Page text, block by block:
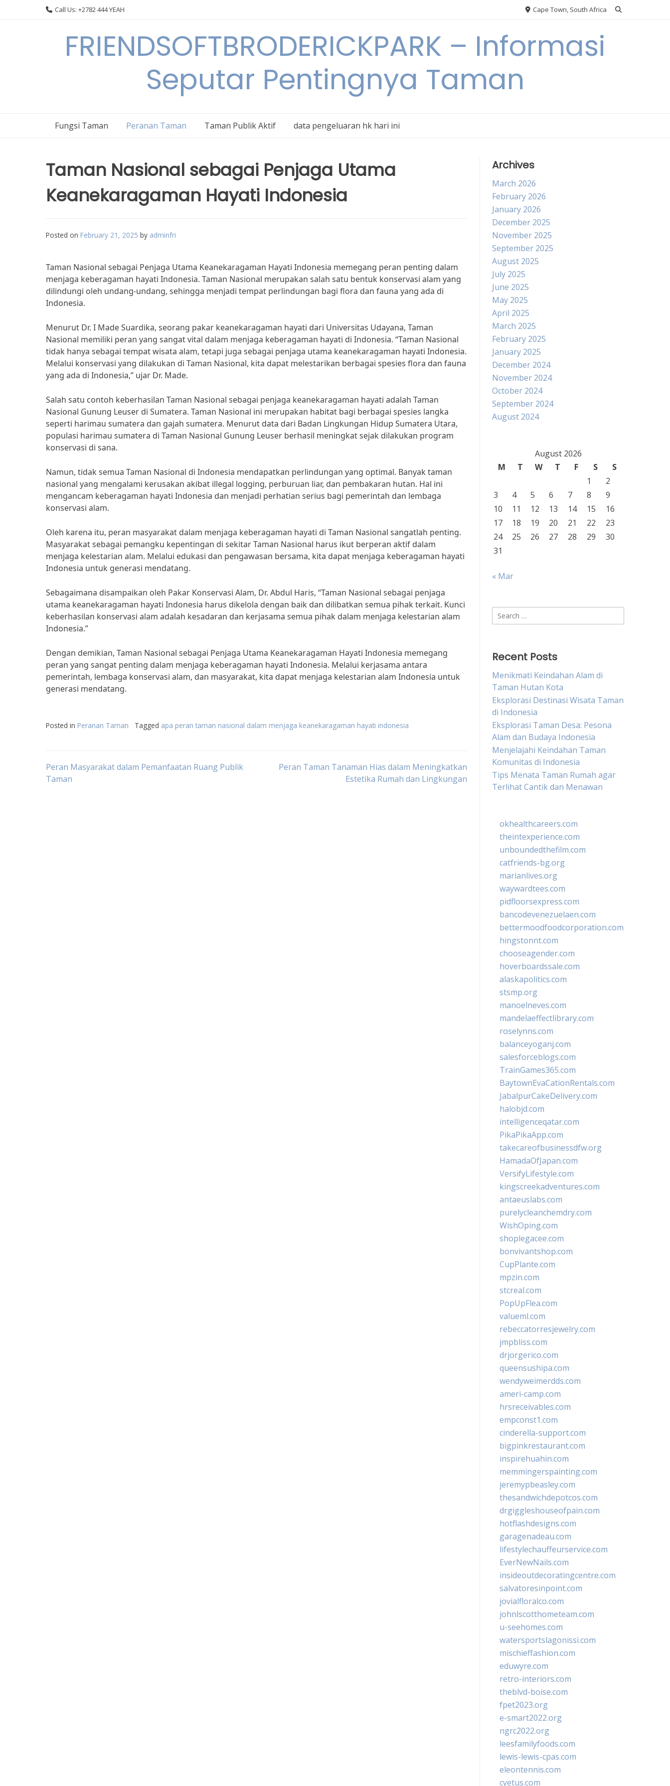
Call Us: +2782 444 YEAH Cape Town, South Africa
FRIENDSOFTBRODERICKPARK – Informasi
Seputar Pentingnya Taman
Fungsi Taman Peranan Taman Taman Publik Aktif data pengeluaran hk hari ini
Taman Nasional sebagai Penjaga Utama
Keanekaragaman Hayati Indonesia
Posted on February 21, 2025 by adminfri
Taman Nasional sebagai Penjaga Utama Keanekaragaman Hayati Indonesia memegang peran penting dalam
menjaga keberagaman hayati Indonesia. Taman Nasional merupakan salah satu bentuk konservasi alam yang
dilindungi oleh undang-undang, sehingga menjadi tempat perlindungan bagi flora dan fauna yang ada di
Indonesia.
Menurut Dr. I Made Suardika, seorang pakar keanekaragaman hayati dari Universitas Udayana, Taman
Nasional memiliki peran yang sangat vital dalam menjaga keberagaman hayati di Indonesia. “Taman Nasional
tidak hanya sebagai tempat wisata alam, tetapi juga sebagai penjaga utama keanekaragaman hayati Indonesia.
Melalui konservasi yang dilakukan di Taman Nasional, kita dapat melestarikan berbagai spesies flora dan fauna
yang ada di Indonesia,” ujar Dr. Made.
Salah satu contoh keberhasilan Taman Nasional sebagai penjaga keanekaragaman hayati adalah Taman
Nasional Gunung Leuser di Sumatera. Taman Nasional ini merupakan habitat bagi berbagai spesies langka
seperti harimau sumatera dan gajah sumatera. Menurut data dari Badan Lingkungan Hidup Sumatera Utara,
populasi harimau sumatera di Taman Nasional Gunung Leuser berhasil meningkat sejak dilakukan program
konservasi di sana.
Namun, tidak semua Taman Nasional di Indonesia mendapatkan perlindungan yang optimal. Banyak taman
nasional yang mengalami kerusakan akibat illegal logging, perburuan liar, dan pembakaran hutan. Hal ini
mengancam keberagaman hayati Indonesia dan menjadi perhatian serius bagi pemerintah dan lembaga
konservasi alam.
Oleh karena itu, peran masyarakat dalam menjaga keberagaman hayati di Taman Nasional sangatlah penting.
Masyarakat sebagai pemangku kepentingan di sekitar Taman Nasional harus ikut berperan aktif dalam
menjaga kelestarian alam. Melalui edukasi dan pengawasan bersama, kita dapat menjaga keberagaman hayati
Indonesia untuk generasi mendatang.
Sebagaimana disampaikan oleh Pakar Konservasi Alam, Dr. Abdul Haris, “Taman Nasional sebagai penjaga
utama keanekaragaman hayati Indonesia harus dikelola dengan baik dan dilibatkan semua pihak terkait. Kunci
keberhasilan konservasi alam adalah kesadaran dan kerjasama semua pihak dalam menjaga kelestarian alam
Indonesia.”
Dengan demikian, Taman Nasional sebagai Penjaga Utama Keanekaragaman Hayati Indonesia memegang
peran yang sangat penting dalam menjaga keberagaman hayati Indonesia. Melalui kerjasama antara
pemerintah, lembaga konservasi alam, dan masyarakat, kita dapat menjaga kelestarian alam Indonesia untuk
generasi mendatang.
Posted in Peranan Taman Tagged apa peran taman nasional dalam menjaga keanekaragaman hayati indonesia
Post
Peran Masyarakat dalam Pemanfaatan Ruang Publik
Taman
Peran Taman Tanaman Hias dalam Meningkatkan
Estetika Rumah dan Lingkungan
Archives
March 2026
February 2026
January 2026
December 2025
November 2025
September 2025
August 2025
July 2025
June 2025
May 2025
April 2025
March 2025
February 2025
January 2025
December 2024
November 2024
October 2024
September 2024
August 2024
August 2026
M
T W T F S
S
1
2
3
4 5 6 7 8
9
10
11 12 13 14 15
16
17
18 19 20 21 22
23
24
25 26 27 28 29
30
31
« Mar
Search
for:
Recent Posts
Menikmati Keindahan Alam di
Taman Hutan Kota
Eksplorasi Destinasi Wisata Taman
di Indonesia
Eksplorasi Taman Desa: Pesona
Alam dan Budaya Indonesia
Menjelajahi Keindahan Taman
Komunitas di Indonesia
Tips Menata Taman Rumah agar
Terlihat Cantik dan Menawan
okhealthcareers.com
theintexperience.com
unboundedthefilm.com
catfriends-bg.org
marianlives.org
waywardtees.com
pidfloorsexpress.com
bancodevenezuelaen.com
bettermoodfoodcorporation.com
hingstonnt.com
chooseagender.com
hoverboardssale.com
alaskapolitics.com
stsmp.org
manoelneves.com
mandelaeffectlibrary.com
roselynns.com
balanceyoganj.com
salesforceblogs.com
TrainGames365.com
BaytownEvaCationRentals.com
JabalpurCakeDelivery.com
halobjd.com
intelligenceqatar.com
PikaPikaApp.com
takecareofbusinessdfw.org
HamadaOfJapan.com
VersifyLifestyle.com
kingscreekadventures.com
antaeuslabs.com
purelycleanchemdry.com
WishOping.com
shoplegacee.com
bonvivantshop.com
CupPlante.com
mpzin.com
stcreal.com
PopUpFlea.com
valueml.com
rebeccatorresjewelry.com
jmpbliss.com
drjorgerico.com
queensushipa.com
wendyweimerdds.com
ameri-camp.com
hrsreceivables.com
empconst1.com
cinderella-support.com
bigpinkrestaurant.com
inspirehuahin.com
memmingerspainting.com
jeremypbeasley.com
thesandwichdepotcos.com
drgiggleshouseofpain.com
hotflashdesigns.com
garagenadeau.com
lifestylechauffeurservice.com
EverNewNails.com
insideoutdecoratingcentre.com
salvatoresinpoint.com
jovialfloralco.com
johnlscotthometeam.com
u-seehomes.com
watersportslagonissi.com
mischieffashion.com
eduwyre.com
retro-interiors.com
theblvd-boise.com
fpet2023.org
e-smart2022.org
ngrc2022.org
leesfamilyfoods.com
lewis-lewis-cpas.com
eleontennis.com
cyetus.com